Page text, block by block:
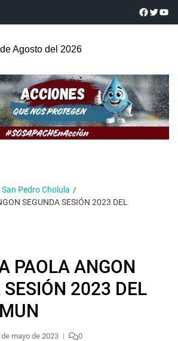
Agosto del 2026
San Pedro Cholula
SEGUNDA SESIÓN 2023 DEL
PAOLA ANGON
SESIÓN 2023 DEL
mayo de 2023 0